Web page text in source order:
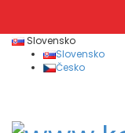
Slovensko
Slovensko
Česko